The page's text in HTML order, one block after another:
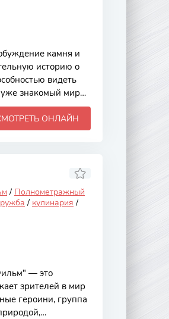
камня и
историю о
видеть
уже знакомый мир
темы дружбы,
и глубокие
не только
духов,
ОНЛАЙН
/ Полнометражный
/ кулинария /
— это
зрителей в мир
героини, группа